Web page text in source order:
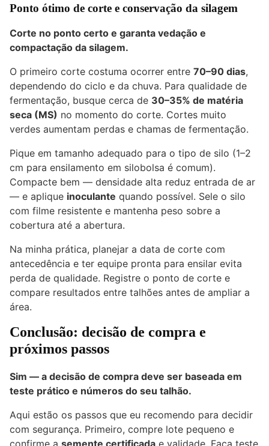
Ponto ótimo de corte e conservação da silagem
Corte no ponto certo e garanta vedação e
compactação da silagem.
O primeiro corte costuma ocorrer entre 70–90 dias,
dependendo do ciclo e da chuva. Para qualidade de
fermentação, busque cerca de 30–35% de matéria
seca (MS) no momento do corte. Cortes muito
verdes aumentam perdas e chamas de fermentação.
Pique em tamanho adequado para o tipo de silo (1–2
cm para ensilamento em silobolsa é comum).
Compacte bem — densidade alta reduz entrada de ar
— e aplique inoculante quando possível. Sele o silo
com filme resistente e mantenha peso sobre a
cobertura até a abertura.
Na minha prática, planejar a data de corte com
antecedência e ter equipe pronta para ensilar evita
perda de qualidade. Registre o ponto de corte e
compare resultados entre talhões antes de ampliar a
área.
Conclusão: decisão de compra e
próximos passos
Sim — a decisão de compra deve ser baseada em
teste prático e números do seu talhão.
Aqui estão os passos que eu recomendo para decidir
com segurança. Primeiro, compre lote pequeno e